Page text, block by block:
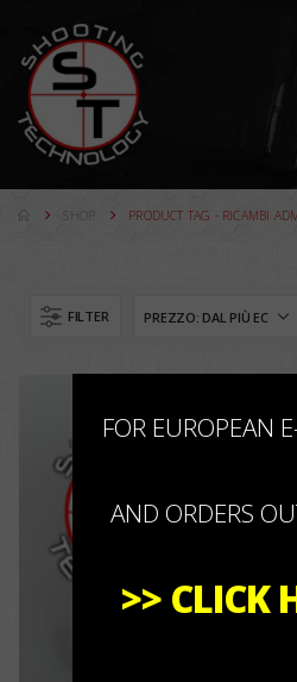
PRODUCT TAG - RICAMBI
FILTER
FOR EUROPEAN
AND ORDERS
>> CLICK